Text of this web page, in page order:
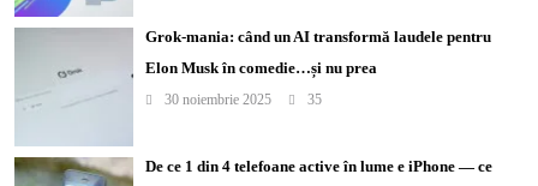
Grok-mania: când un AI transformă laudele pentru
Elon Musk în comedie…și nu prea
30 noiembrie 2025 35
De ce 1 din 4 telefoane active în lume e iPhone — ce